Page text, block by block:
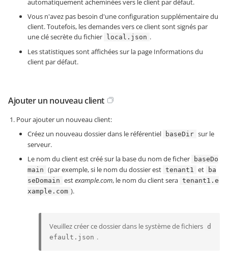
automatiquement acheminées vers le client par défaut.
Vous n'avez pas besoin d'une configuration supplémentaire du
client. Toutefois, les demandes vers ce client sont signés par
une clé secrète du fichier
local.json .
Les statistiques sont affichées sur la page Informations du
client par défaut.
Ajouter un nouveau client
Pour ajouter un nouveau client:
Créez un nouveau dossier dans le référentiel
baseDir sur le
serveur.
Le nom du client est créé sur la base du nom de ficher
baseDo
main (par exemple, si le nom du dossier est tenant1 et
ba
seDomain estexample.com, le nom du client sera tenant1.e
xample.com ).
Veuillez créer ce dossier dans le système de fichiers d
efault.json .